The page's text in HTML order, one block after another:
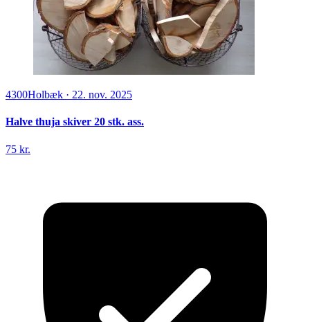
4300Holbæk · 22. nov. 2025
Halve thuja skiver 20 stk. ass.
75 kr.